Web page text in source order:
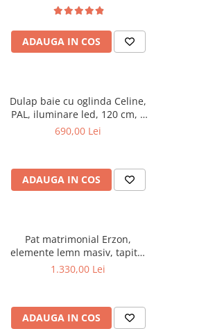
ADAUGA IN COS
Dulap baie cu oglinda Celine,
PAL, iluminare led, 120 cm, 3
usi, 3 rafturi, soft close, alb
690,00 Lei
ADAUGA IN COS
Pat matrimonial Erzon,
elemente lemn masiv, tapitat
cu stofa, cu somiera,140x200
1.330,00 Lei
ADAUGA IN COS